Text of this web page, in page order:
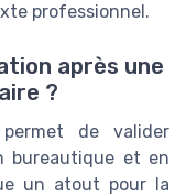
professionnel.
après une
?
de valider
bureautique et en
un atout pour la